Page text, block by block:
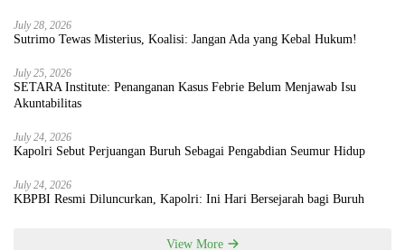
July 28, 2026
Sutrimo Tewas Misterius, Koalisi: Jangan Ada yang Kebal Hukum!
July 25, 2026
SETARA Institute: Penanganan Kasus Febrie Belum Menjawab Isu
Akuntabilitas
July 24, 2026
Kapolri Sebut Perjuangan Buruh Sebagai Pengabdian Seumur Hidup
July 24, 2026
KBPBI Resmi Diluncurkan, Kapolri: Ini Hari Bersejarah bagi Buruh
View More